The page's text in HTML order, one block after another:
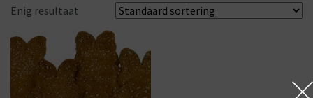
Enig resultaat